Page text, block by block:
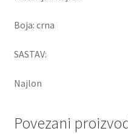
Boja: crna
SASTAV:
Najlon
Povezani